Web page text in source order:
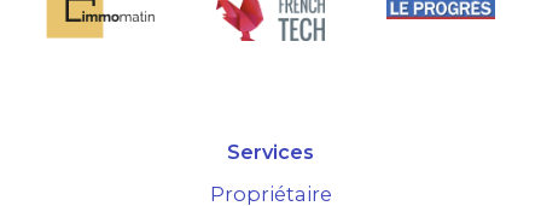
Services
Propriétaire